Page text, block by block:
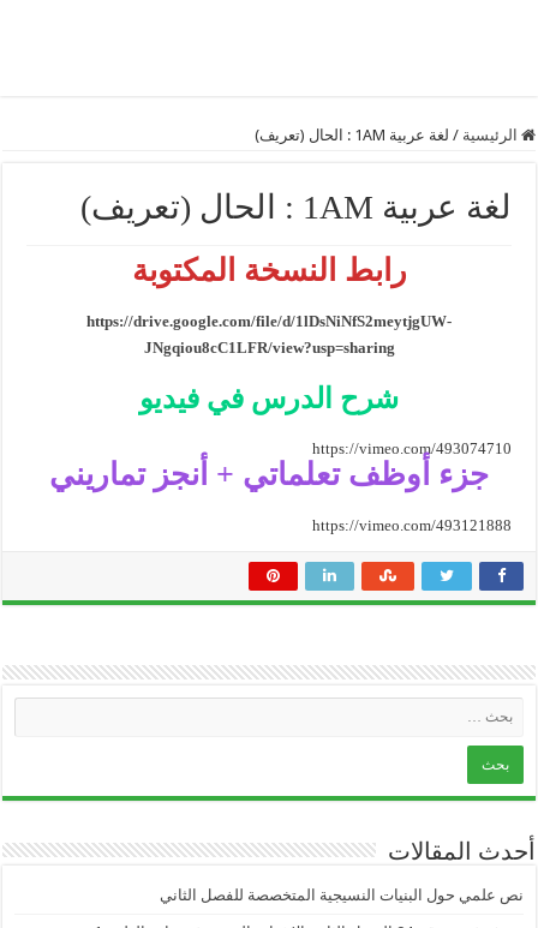
الرئيسية / لغة عربية 1AM : الحال (تعريف)
لغة عربية 1AM : الحال (تعريف)
رابط النسخة المكتوبة
https://drive.google.com/file/d/1lDsNiNfS2meytjgUW-
JNgqiou8cC1LFR/view?usp=sharing
شرح الدرس في فيديو
https://vimeo.com/493074710
جزء أوظف تعلماتي + أنجز تماريني
https://vimeo.com/493121888
أحدث المقالات
نص علمي حول البنيات النسيجية المتخصصة للفصل الثاني